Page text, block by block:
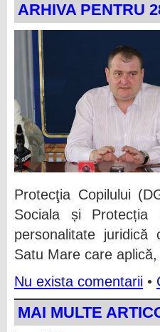
ARHIVA PENTRU
Protecţia Copilului
Sociala și
personalitate juridică
Satu Mare care aplică,
Nu exista comentarii •
MAI MULTE